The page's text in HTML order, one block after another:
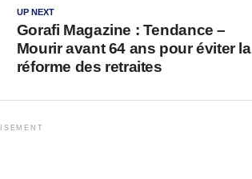
UP NEXT
Gorafi Magazine : Tendance –
Mourir avant 64 ans pour éviter la
réforme des retraites